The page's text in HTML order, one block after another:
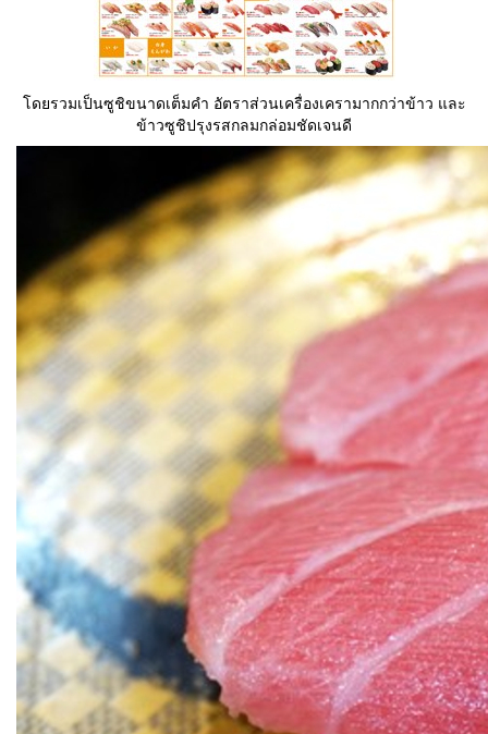
โดยรวมเป็นซูชิขนาดเต็มคำ อัตราส่วนเครื่องเครามากกว่าข้าว และ
ข้าวซูชิปรุงรสกลมกล่อมชัดเจนดี